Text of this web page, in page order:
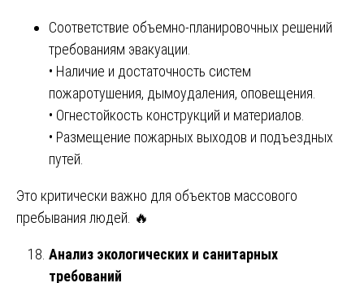
Соответствие объемно-планировочных решений
требованиям эвакуации.
• Наличие и достаточность систем
пожаротушения, дымоудаления, оповещения.
• Огнестойкость конструкций и материалов.
• Размещение пожарных выходов и подъездных
путей.
Это критически важно для объектов массового
пребывания людей. 🔥
Анализ экологических и санитарных
требований